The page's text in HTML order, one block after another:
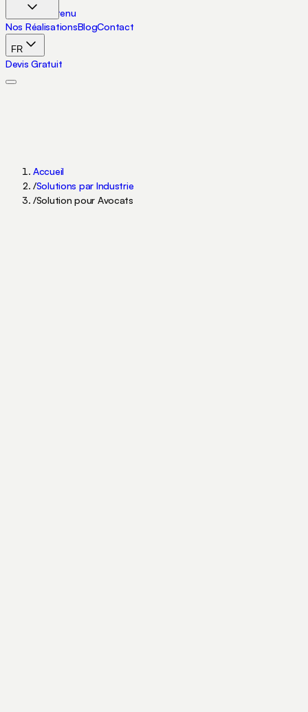
Aller au contenu
Nos RéalisationsBlogContact
FR
Devis Gratuit
Accueil
/Solutions par Industrie
/Solution pour Avocats